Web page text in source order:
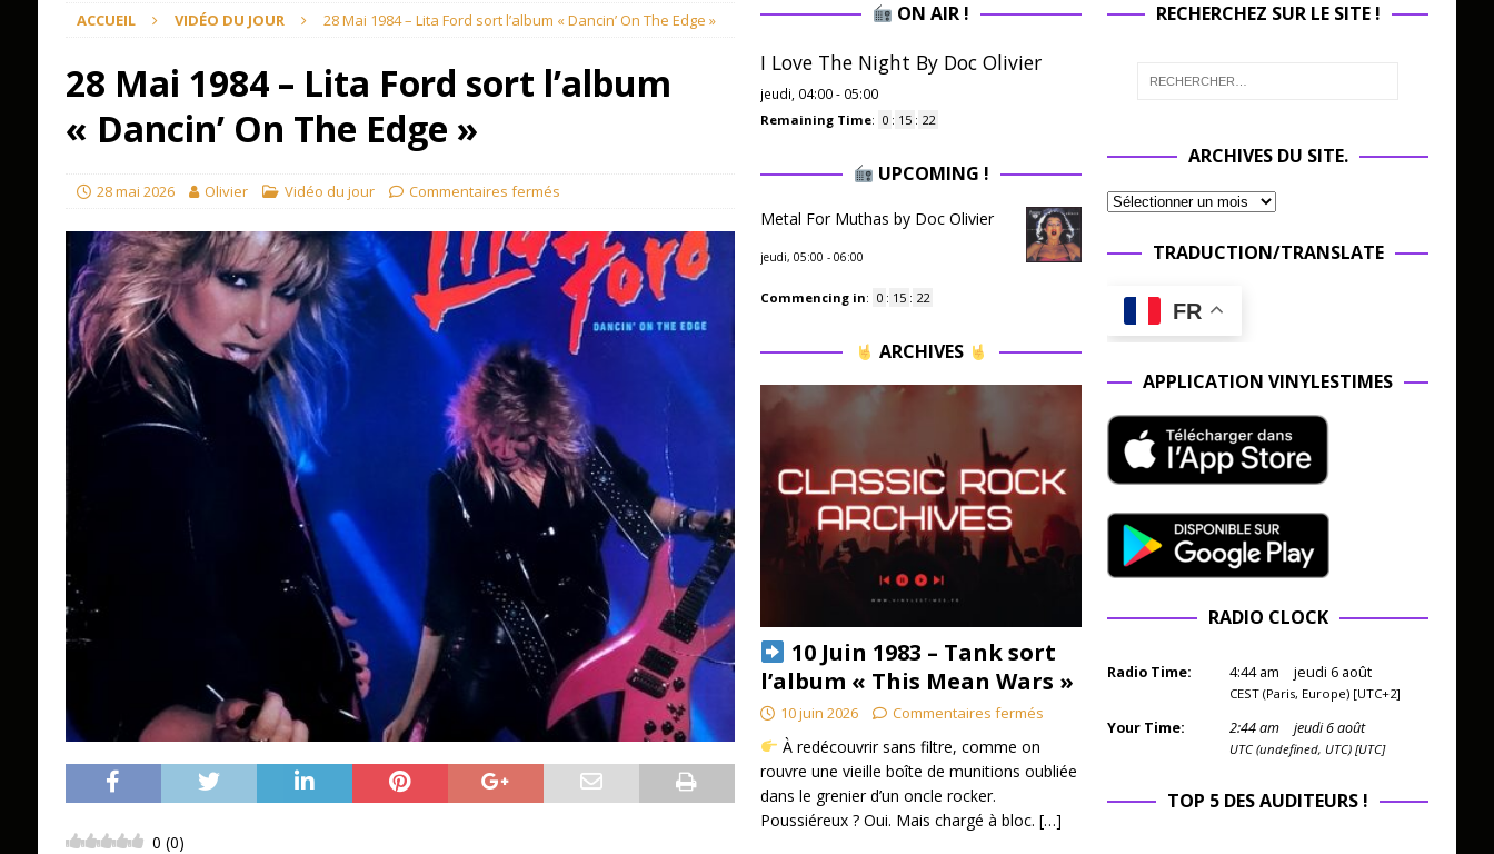
ACCUEIL VIDÉO DU JOUR 28 Mai 1984 – Lita Ford sort l’album « Dancin’ On The Edge »
28 Mai 1984 – Lita Ford sort l’album
« Dancin’ On The Edge »
28 mai 2026 Olivier Vidéo du jour Commentaires fermés
0 (0)
ON AIR !
I Love The Night By Doc Olivier
jeudi, 04:00 - 05:00
Remaining Time: 0 : 15 : 21
UPCOMING !
Metal For Muthas by Doc Olivier
jeudi, 05:00 - 06:00
Commencing in: 0 : 15 : 21
ARCHIVES
10 Juin 1983 – Tank sort
l’album « This Mean Wars »
10 juin 2026 Commentaires fermés
À redécouvrir sans filtre, comme on
rouvre une vieille boîte de munitions oubliée
dans le grenier d’un oncle rocker.
Poussiéreux ? Oui. Mais chargé à bloc. […]
RECHERCHEZ SUR LE SITE !
ARCHIVES DU SITE.
TRADUCTION/TRANSLATE
FR
APPLICATION VINYLESTIMES
RADIO CLOCK
Radio Time: 4:44 am jeudi 6 août
CEST (Paris, Europe) [UTC+2]
Your Time: 2:44am jeudi 6 août
UTC (undefined, UTC) [UTC]
TOP 5 DES AUDITEURS !